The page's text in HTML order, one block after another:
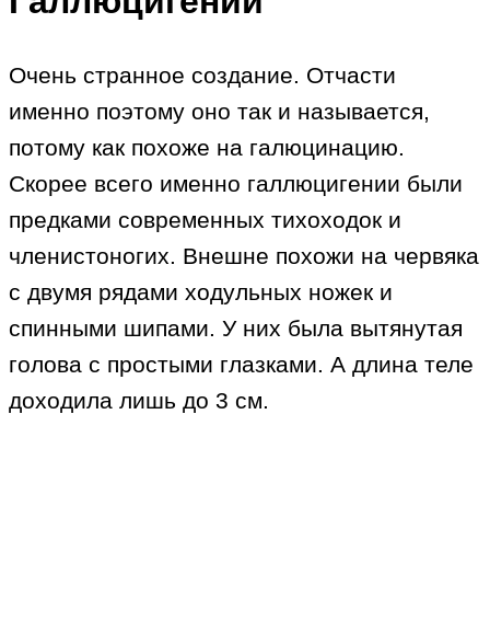
Очень странное создание. Отчасти
именно поэтому оно так и называется,
потому как похоже на галюцинацию.
Скорее всего именно галлюцигении были
предками современных тихоходок и
членистоногих. Внешне похожи на червяка
с двумя рядами ходульных ножек и
спинными шипами. У них была вытянутая
голова с простыми глазками. А длина теле
доходила лишь до 3 см.